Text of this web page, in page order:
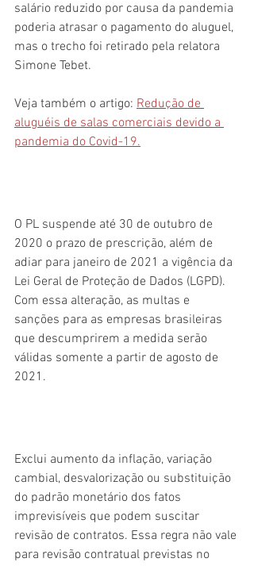
salário reduzido por causa da pandemia
poderia atrasar o pagamento do aluguel,
mas o trecho foi retirado pela relatora
Simone Tebet.
Veja também o artigo: Redução de
aluguéis de salas comerciais devido a
pandemia do Covid-19.
O PL suspende até 30 de outubro de
2020 o prazo de prescrição, além de
adiar para janeiro de 2021 a vigência da
Lei Geral de Proteção de Dados (LGPD).
Com essa alteração, as multas e
sanções para as empresas brasileiras
que descumprirem a medida serão
válidas somente a partir de agosto de
2021.
Exclui aumento da inflação, variação
cambial, desvalorização ou substituição
do padrão monetário dos fatos
imprevisíveis que podem suscitar
revisão de contratos. Essa regra não vale
para revisão contratual previstas no